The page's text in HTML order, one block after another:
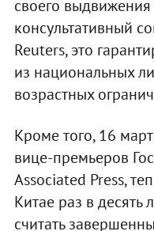
своего
консультативный
Reuters, это
из национальных
возрастных
Кроме того, 16
вице-премьеров
Associated Press,
Китае раз в десять
считать